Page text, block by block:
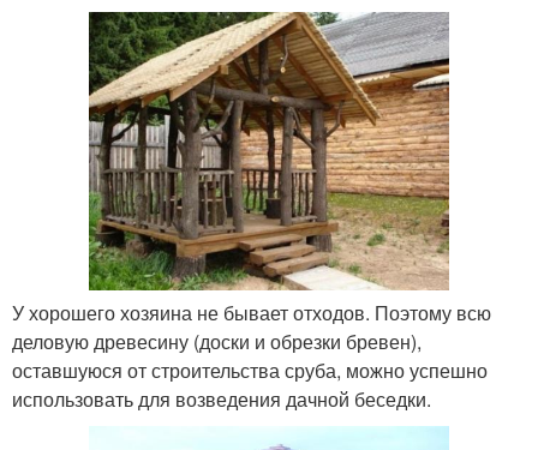
У хорошего хозяина не бывает отходов. Поэтому всю
деловую древесину (доски и обрезки бревен),
оставшуюся от строительства сруба, можно успешно
использовать для возведения дачной беседки.